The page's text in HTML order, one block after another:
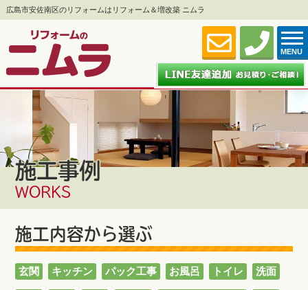
広島市安佐南区のリフォームはリフォーム＆増改築 ニムラ
MENU
施工事例
WORKS
施工内容から選ぶ
玄関 キッチン パック工事 お風呂 トイレ 洗面